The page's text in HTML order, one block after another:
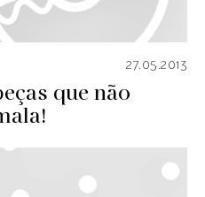
27.05.2013
que não